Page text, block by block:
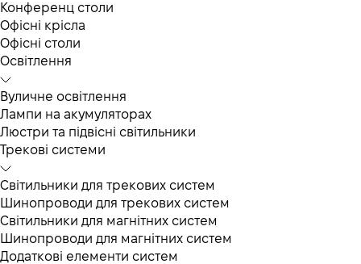
Конференц столи
Офісні крісла
Офісні столи
Освітлення
Вуличне освітлення
Лампи на акумуляторах
Люстри та підвісні світильники
Трекові системи
Світильники для трекових систем
Шинопроводи для трекових систем
Світильники для магнітних систем
Шинопроводи для магнітних систем
Додаткові елементи систем